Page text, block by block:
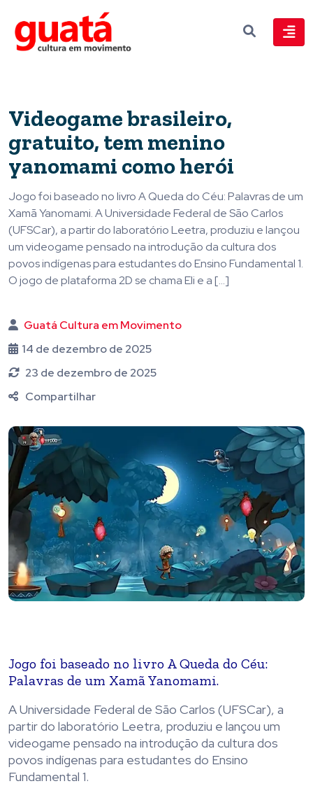
Videogame brasileiro,
gratuito, tem menino
yanomami como herói
Jogo foi baseado no livro A Queda do Céu: Palavras de um
Xamã Yanomami. A Universidade Federal de São Carlos
(UFSCar), a partir do laboratório Leetra, produziu e lançou
um videogame pensado na introdução da cultura dos
povos indígenas para estudantes do Ensino Fundamental 1.
O jogo de plataforma 2D se chama Eli e a […]
Guatá Cultura em Movimento
14 de dezembro de 2025
23 de dezembro de 2025
Compartilhar
Jogo foi baseado no livro A Queda do Céu:
Palavras de um Xamã Yanomami.
A Universidade Federal de São Carlos (UFSCar), a
partir do laboratório Leetra, produziu e lançou um
videogame pensado na introdução da cultura dos
povos indígenas para estudantes do Ensino
Fundamental 1.